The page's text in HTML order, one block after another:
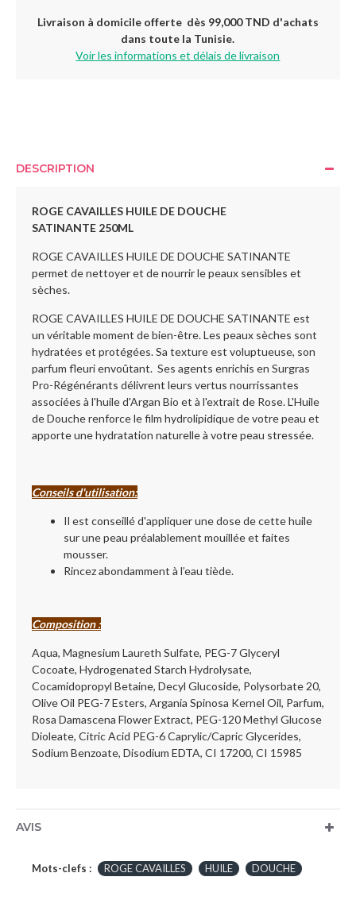
Livraison à domicile offerte dès 99,000 TND d'achats
dans toute la Tunisie.
Voir les informations et délais de livraison
DESCRIPTION
ROGE CAVAILLES HUILE DE DOUCHE
SATINANTE 250ML
ROGE CAVAILLES HUILE DE DOUCHE SATINANTE
permet de nettoyer et de nourrir le peaux sensibles et
sèches.
ROGE CAVAILLES HUILE DE DOUCHE SATINANTE est
un véritable moment de bien-être. Les peaux sèches sont
hydratées et protégées. Sa texture est voluptueuse, son
parfum fleuri envoûtant. Ses agents enrichis en Surgras
Pro-Régénérants délivrent leurs vertus nourrissantes
associées à l'huile d'Argan Bio et à l'extrait de Rose. L'Huile
de Douche renforce le film hydrolipidique de votre peau et
apporte une hydratation naturelle à votre peau stressée.
Conseils d'utilisation:
Il est conseillé d'appliquer une dose de cette huile
sur une peau préalablement mouillée et faites
mousser.
Rincez abondamment à l’eau tiède.
Composition :
Aqua, Magnesium Laureth Sulfate, PEG-7 Glyceryl
Cocoate, Hydrogenated Starch Hydrolysate,
Cocamidopropyl Betaine, Decyl Glucoside, Polysorbate 20,
Olive Oil PEG-7 Esters, Argania Spinosa Kernel Oil, Parfum,
Rosa Damascena Flower Extract, PEG-120 Methyl Glucose
Dioleate, Citric Acid PEG-6 Caprylic/Capric Glycerides,
Sodium Benzoate, Disodium EDTA, CI 17200, CI 15985
AVIS
Mots-clefs : ROGE CAVAILLES HUILE DOUCHE